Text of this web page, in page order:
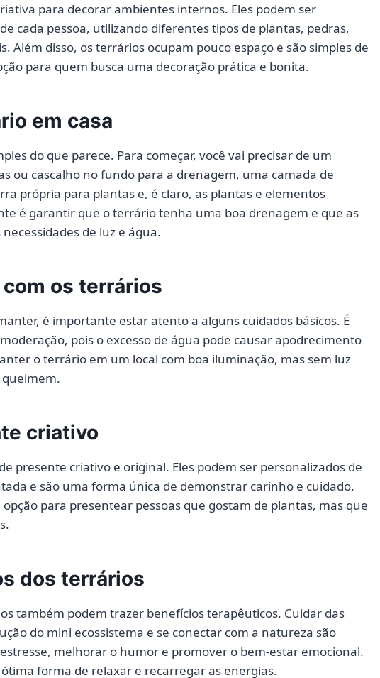
para decorar ambientes internos. Eles podem ser
cada pessoa, utilizando diferentes tipos de plantas, pedras,
Além disso, os terrários ocupam pouco espaço e são simples de
para quem busca uma decoração prática e bonita.
em casa
do que parece. Para começar, você vai precisar de um
ou cascalho no fundo para a drenagem, uma camada de
própria para plantas e, é claro, as plantas e elementos
é garantir que o terrário tenha uma boa drenagem e que as
de luz e água.
os terrários
é importante estar atento a alguns cuidados básicos. É
pois o excesso de água pode causar apodrecimento
o terrário em um local com boa iluminação, mas sem luz
criativo
presente criativo e original. Eles podem ser personalizados de
e são uma forma única de demonstrar carinho e cuidado.
para presentear pessoas que gostam de plantas, mas que
dos terrários
também podem trazer benefícios terapêuticos. Cuidar das
do mini ecossistema e se conectar com a natureza são
melhorar o humor e promover o bem-estar emocional.
forma de relaxar e recarregar as energias.